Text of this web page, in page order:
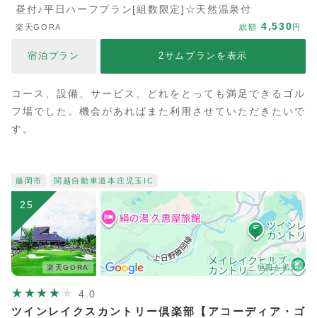
昼付♪平日ハーフプラン[組数限定]☆天然温泉付
楽天GORA 総額 4,530円
宿泊プラン 2サムプランを表示
コース、設備、サービス、どれをとっても満足できるゴル
フ場でした。機会があればまた利用させていただきたいで
す。
藤岡市 関越自動車道本庄児玉IC
25
楽天GORA 地図を拡大
4.0
ツインレイクスカントリー倶楽部【アコーディア・ゴ